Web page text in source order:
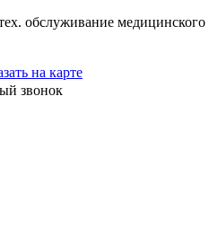
обслуживание медицинского
на карте
звонок